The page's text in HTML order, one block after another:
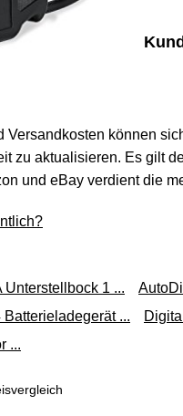
können
zu aktualisieren. Es gilt
und eBay verdient die
Unterstellbock 1 ...
...
...